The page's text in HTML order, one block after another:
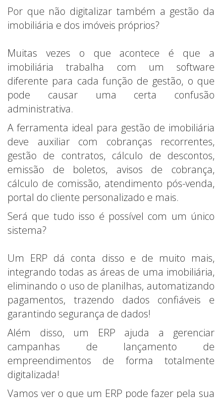
Por que não digitalizar também a gestão da
imobiliária e dos imóveis próprios?
Muitas vezes o que acontece é que a
imobiliária trabalha com um software
diferente para cada função de gestão, o que
pode causar uma certa confusão
administrativa.
A ferramenta ideal para gestão de imobiliária
deve auxiliar com cobranças recorrentes,
gestão de contratos, cálculo de descontos,
emissão de boletos, avisos de cobrança,
cálculo de comissão, atendimento pós-venda,
portal do cliente personalizado e mais.
Será que tudo isso é possível com um único
sistema?
Um ERP dá conta disso e de muito mais,
integrando todas as áreas de uma imobiliária,
eliminando o uso de planilhas, automatizando
pagamentos, trazendo dados confiáveis e
garantindo segurança de dados!
Além disso, um ERP ajuda a gerenciar
campanhas de lançamento de
empreendimentos de forma totalmente
digitalizada!
Vamos ver o que um ERP pode fazer pela sua